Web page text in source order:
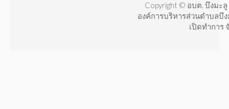
Copyright © อบต. บึงมะ
องค์การบริหารส่วนตำบลบึ